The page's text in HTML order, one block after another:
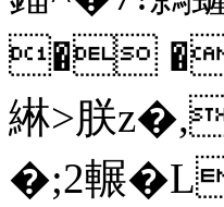
� �鮜
綝>朕
�;2輾�